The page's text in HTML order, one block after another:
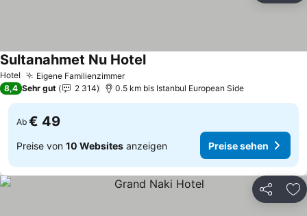
Hotel Eigene FamilienzimmerPreise sehen
Sultanahmet Nu HotelPreise sehen
8,4 Sehr gut 2 314 0.5 km bis Istanbul European Side
Ab € 49
Preise von 10 Websites anzeigen Preise sehen
Teilen